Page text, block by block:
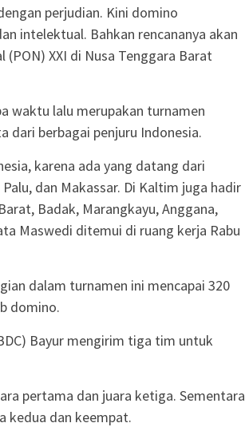
perjudian. Kini domino
intelektual. Bahkan rencananya akan
XXI di Nusa Tenggara Barat
waktu lalu merupakan turnamen
dari berbagai penjuru Indonesia.
karena ada yang datang dari
dan Makassar. Di Kaltim juga hadir
Badak, Marangkayu, Anggana,
Maswedi ditemui di ruang kerja Rabu
dalam turnamen ini mencapai 320
domino.
Bayur mengirim tiga tim untuk
pertama dan juara ketiga. Sementara
kedua dan keempat.